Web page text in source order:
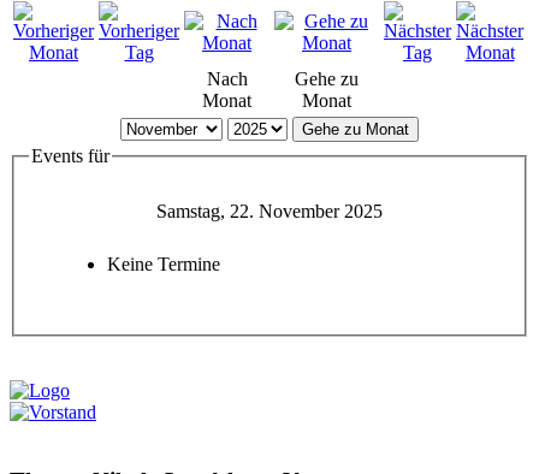
Nach
Monat
Gehe zu
Monat
Gehe zu Monat
Events für
Samstag, 22. November 2025
Keine Termine